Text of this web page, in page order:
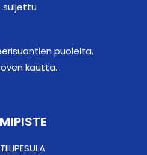
suljettu
puolelta,
kautta.